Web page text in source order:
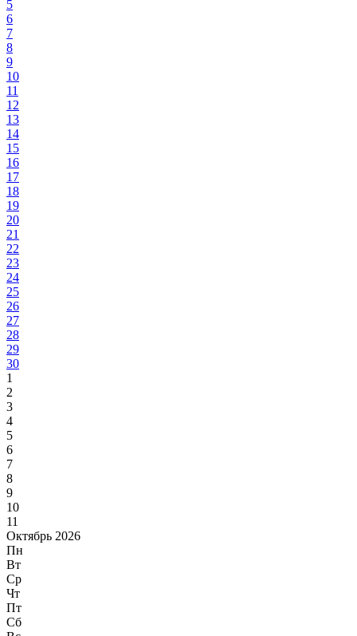
5
6
7
8
9
10
11
12
13
14
15
16
17
18
19
20
21
22
23
24
25
26
27
28
29
30
1
2
3
4
5
6
7
8
9
10
11
Октябрь 2026
Пн
Вт
Ср
Чт
Пт
Сб